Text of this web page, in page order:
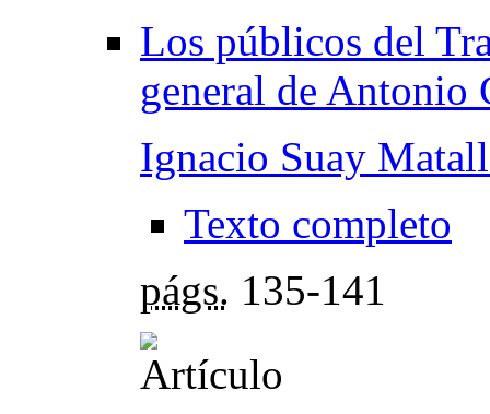
Los públicos del
general de Antonio
Ignacio Suay
Texto completo
págs. 135-141